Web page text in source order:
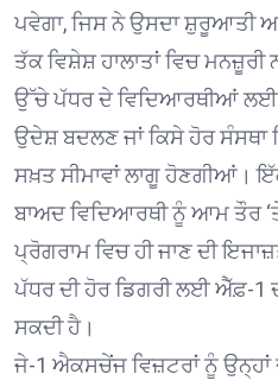
ਪਵੇਗਾ, ਜਿਸ ਨੇ ਉਸਦਾ ਸ਼ੁਰੂਆਤੀ
ਤੱਕ ਵਿਸ਼ੇਸ਼ ਹਾਲਾਤਾਂ ਵਿਚ
ਉੱਚੇ ਪੱਧਰ ਦੇ ਵਿਦਿਆਰਥੀਆਂ ਲਈ
ਉਦੇਸ਼ ਬਦਲਣ ਜਾਂ ਕਿਸੇ ਹੋਰ ਸੰਸਥਾ
ਸਖ਼ਤ ਸੀਮਾਵਾਂ ਲਾਗੂ ਹੋਣਗੀਆਂ।
ਬਾਅਦ ਵਿਦਿਆਰਥੀ ਨੂੰ ਆਮ ਤੌਰ
ਪ੍ਰੋਗਰਾਮ ਵਿਚ ਹੀ ਜਾਣ ਦੀ
ਪੱਧਰ ਦੀ ਹੋਰ ਡਿਗਰੀ ਲਈ ਐੱਫ਼-1
ਸਕਦੀ ਹੈ।
ਜੇ-1 ਐਕਸਚੇਂਜ ਵਿਜ਼ਟਰਾਂ ਨੂੰ